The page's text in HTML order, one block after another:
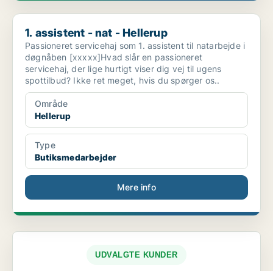
1. assistent - nat - Hellerup
1. assistent - nat - Hellerup
Passioneret servicehaj som 1. assistent til natarbejde i
døgnåben [xxxxx]Hvad slår en passioneret
servicehaj, der lige hurtigt viser dig vej til ugens
spottilbud? Ikke ret meget, hvis du spørger os..
Område
Hellerup
Type
Butiksmedarbejder
Mere info
UDVALGTE KUNDER